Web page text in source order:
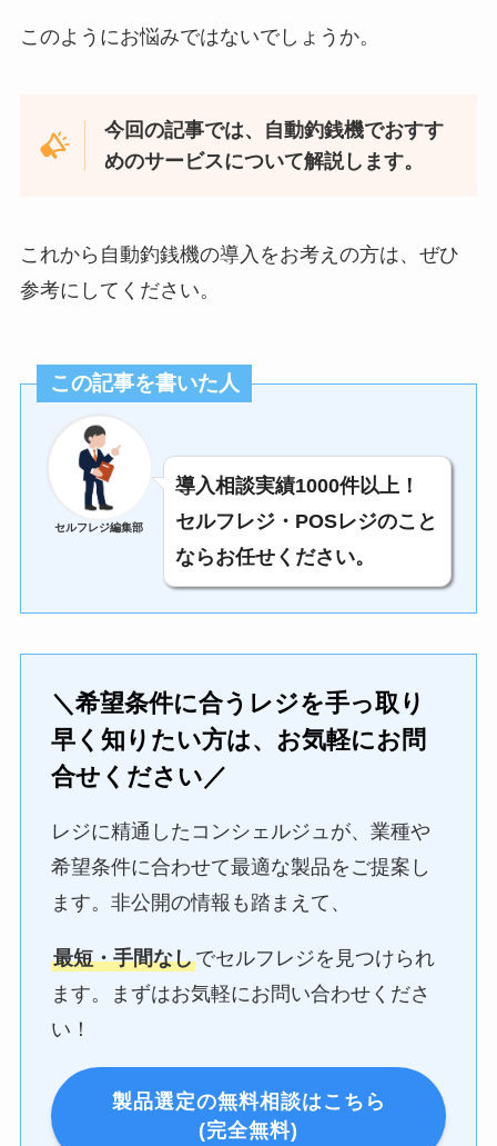
このようにお悩みではないでしょうか。
今回の記事では、自動釣銭機でおすす
めのサービスについて解説します。
これから自動釣銭機の導入をお考えの方は、ぜひ
参考にしてください。
この記事を書いた人
セルフレジ編集部
導入相談実績1000件以上！
セルフレジ・POSレジのこと
ならお任せください。
＼希望条件に合うレジを手っ取り
早く知りたい方は、お気軽にお問
合せください／
レジに精通したコンシェルジュが、業種や
希望条件に合わせて最適な製品をご提案し
ます。非公開の情報も踏まえて、
最短・手間なしでセルフレジを見つけられ
ます。まずはお気軽にお問い合わせくださ
い！
製品選定の無料相談はこちら
(完全無料)